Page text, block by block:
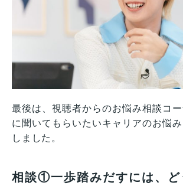
最後は、視聴者からのお悩み相談コ
に聞いてもらいたいキャリアのお悩
しました。
相談①一歩踏みだすには、ど